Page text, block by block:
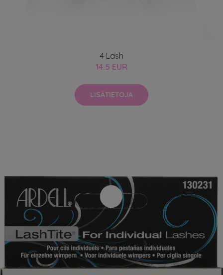
4 Lash
14.5 EUR
LISÄTIETOJA